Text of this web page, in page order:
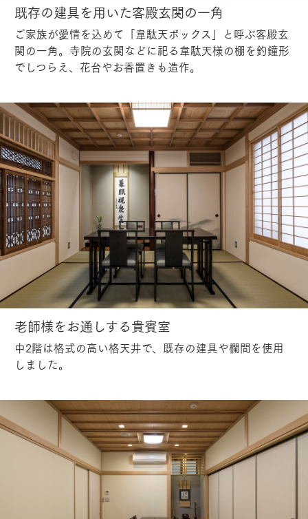
既存の建具を用いた客殿玄関の一角
ご家族が愛情を込めて「韋駄天ボックス」と呼ぶ客殿玄
関の一角。寺院の玄関などに祀る韋駄天様の棚を釣鐘形
でしつらえ、花台やお香置きも造作。
老師様をお通しする貴賓室
中2階は格式の高い格天井で、既存の建具や欄間を使用
しました。